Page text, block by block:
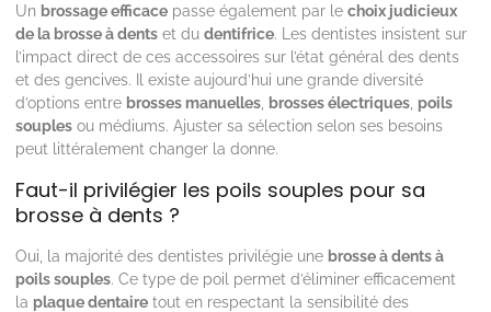
Un brossage efficace passe également par le choix judicieux
de la brosse à dents et du dentifrice. Les dentistes insistent sur
l’impact direct de ces accessoires sur l’état général des dents
et des gencives. Il existe aujourd’hui une grande diversité
d’options entre brosses manuelles brosses électriques poils
souples ou médiums. Ajuster sa sélection selon ses besoins
peut littéralement changer la donne.
Faut-il privilégier les poils souples pour sa
brosse à dents ?
Oui, la majorité des dentistes privilégie une brosse à dents à
poils souples. Ce type de poil permet d’éliminer efficacement
la plaque dentaire tout en respectant la sensibilité des